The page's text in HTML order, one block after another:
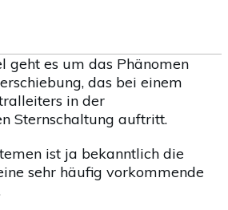
geht es um das Phänomen
das bei einem
in der
Sternschaltung auftritt.
ist ja bekanntlich die
sehr häufig vorkommende